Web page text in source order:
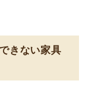
きない家具